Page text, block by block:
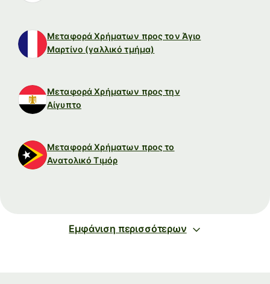
Μεταφορά Χρήματων προς τον Άγιο
Μαρτίνο (γαλλικό τμήμα)
Μεταφορά Χρήματων προς την
Αίγυπτο
Μεταφορά Χρήματων προς το
Ανατολικό Τιμόρ
Εμφάνιση περισσότερων